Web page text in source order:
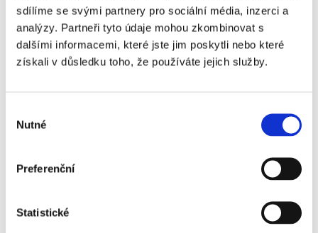
sdílíme se svými partnery pro sociální média, inzerci a
analýzy. Partneři tyto údaje mohou zkombinovat s
dalšími informacemi, které jste jim poskytli nebo které
získali v důsledku toho, že používáte jejich služby.
souhlasu
Nutné
Preferenční
Statistické
IKEA